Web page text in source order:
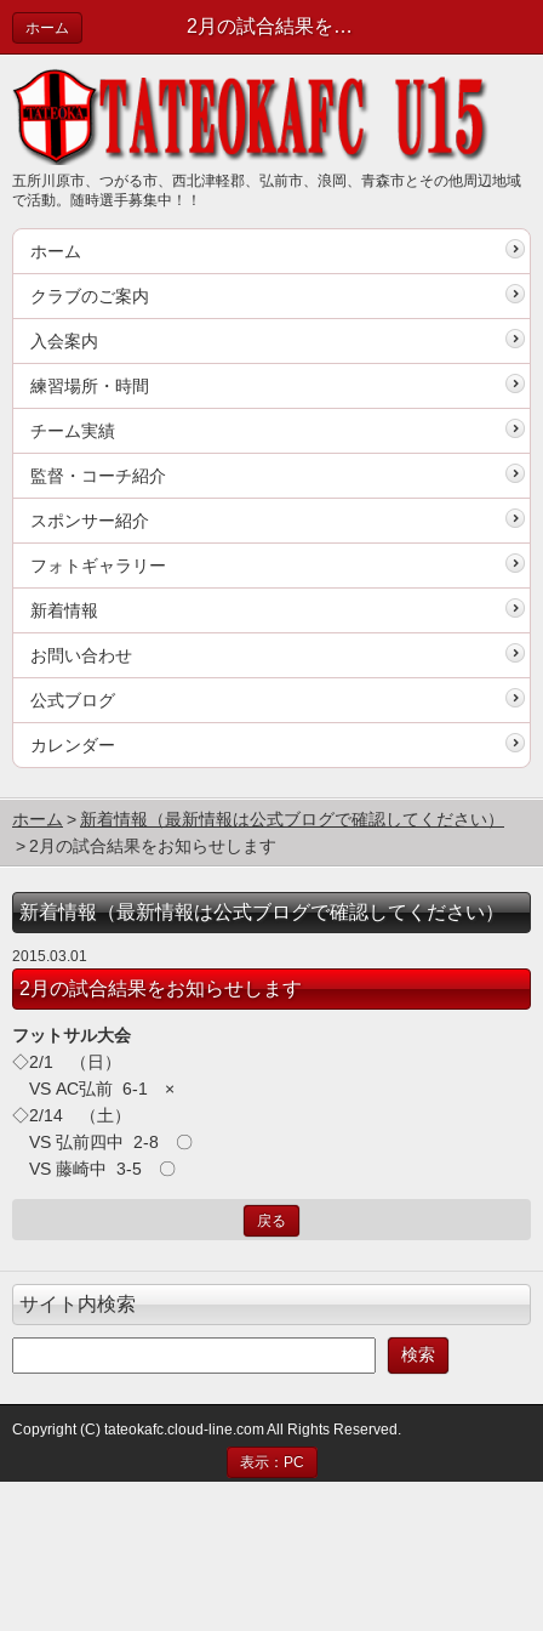
2月の試合結果をお知らせします | 新着情報（最新情報は公式ブログで確認してください）
ホーム
五所川原市、つがる市、西北津軽郡、弘前市、浪岡、青森市とその他周辺地域
で活動。随時選手募集中！！
ホーム
クラブのご案内
入会案内
練習場所・時間
チーム実績
監督・コーチ紹介
スポンサー紹介
フォトギャラリー
新着情報
お問い合わせ
公式ブログ
カレンダー
ホーム
新着情報（最新情報は公式ブログで確認してください）
2月の試合結果をお知らせします
新着情報（最新情報は公式ブログで確認してください）
2015.03.01
2月の試合結果をお知らせします
フットサル大会
◇2/1
（日）
VS AC弘前 6-1 ×
◇2/14 （土）
VS 弘前四中 2-8 〇
VS 藤崎中 3-5 〇
戻る
サイト内検索
Copyright (C) tateokafc.cloud-line.com All Rights Reserved.
表示：PC